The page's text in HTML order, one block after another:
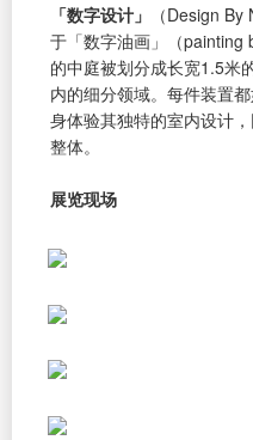
「数字设计」
（Design
于「数字油画」（painting
的中庭被划分成长宽1.5米
内的细分领域。每件装置
身体验其独特的室内设计
整体。
展览现场